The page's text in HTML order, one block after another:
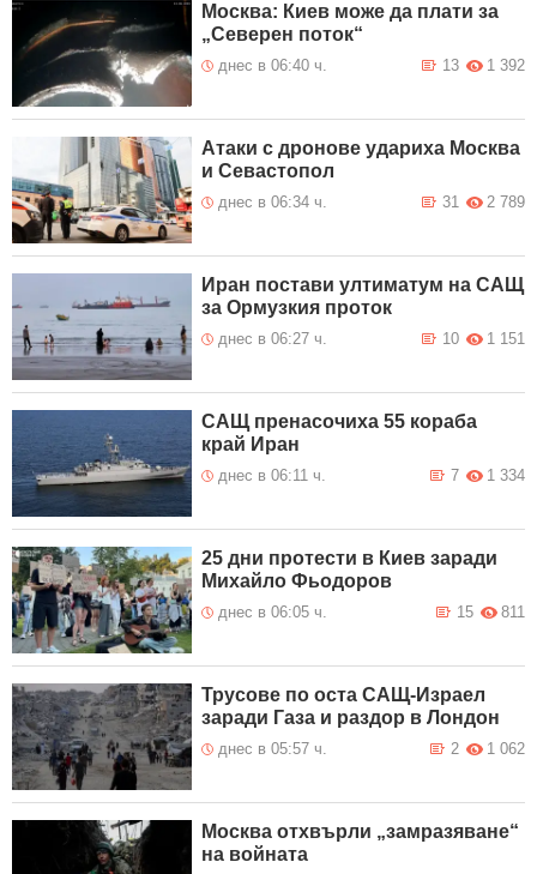
Москва: Киев може да плати за
„Северен поток“
днес в 06:40 ч. 1 392
13
Атаки с дронове удариха Москва
и Севастопол
днес в 06:34 ч. 2 789
31
Иран постави ултиматум на САЩ
за Ормузкия проток
днес в 06:27 ч. 1 151
10
САЩ пренасочиха 55 кораба
край Иран
днес в 06:11 ч. 1 334
7
25 дни протести в Киев заради
Михайло Фьодоров
днес в 06:05 ч. 811
15
Трусове по оста САЩ-Израел
заради Газа и раздор в Лондон
днес в 05:57 ч. 1 062
2
Москва отхвърли „замразяване“
на войната